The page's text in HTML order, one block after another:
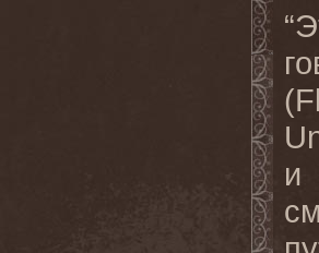
(
и